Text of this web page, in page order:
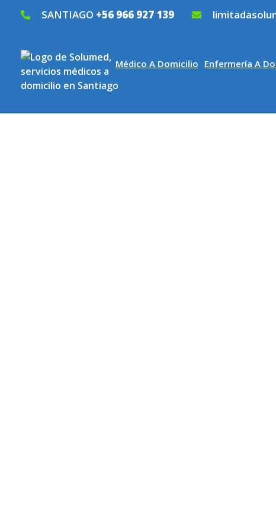
SANTIAGO +56 966 927 139
Médico A Domicilio Enfermería A